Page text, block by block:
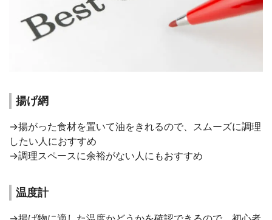
揚げ網
→揚がった食材を置いて油をきれるので、スムーズに調理
したい人におすすめ
→調理スペースに余裕がない人にもおすすめ
温度計